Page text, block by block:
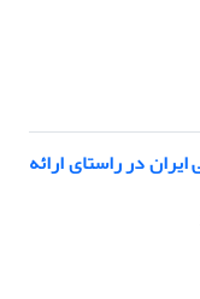
ایران در راستای ارائه